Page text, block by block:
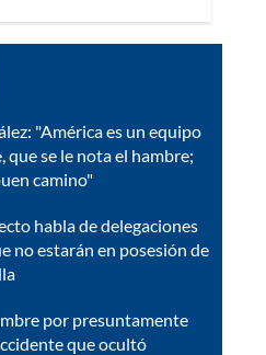
"América es un equipo
que se le nota el hambre;
camino"
habla de delegaciones
no estarán en posesión de
por presuntamente
que ocultó